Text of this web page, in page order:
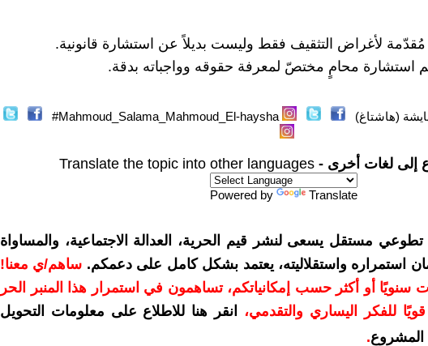
لأغراض التثقيف فقط وليست بديلاً عن استشارة قانونية.
استشارة محامٍ مختصّ لمعرفة حقوقه وواجباته بدقة.
(هاشتاغ) Mahmoud_Salama_Mahmoud_El-haysha#
إلى لغات أخرى - Translate the topic into other languages
Powered by Translate
مستقل يسعى لنشر قيم الحرية، العدالة الاجتماعية، والمساواة
استمراره واستقلاليته، يعتمد بشكل كامل على دعمكم. ساهم/ي معنا!
10 دولارات سنويًا أو أكثر حسب إمكانياتكم، تساهمون في استمرار هذا المنبر الحر
للفكر اليساري والتقدمي،
انقر هنا للاطلاع على معلومات التحويل
المشروع.